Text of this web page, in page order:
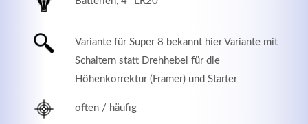
Variante für Super 8 bekannt hier Variante mit
Schaltern statt Drehhebel für die
Höhenkorrektur (Framer) und Starter
often / häufig